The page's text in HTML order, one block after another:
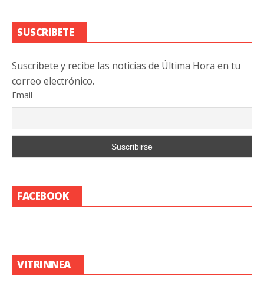
SUSCRIBETE
Suscribete y recibe las noticias de Última Hora en tu
correo electrónico.
Email
FACEBOOK
VITRINNEA